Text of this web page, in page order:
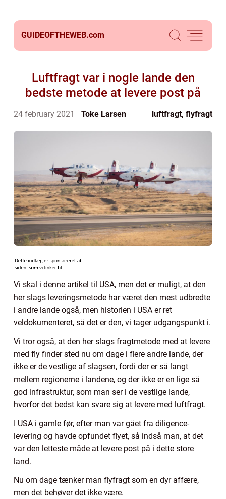
GUIDEOFTHEWEB.com
Luftfragt var i nogle lande den
bedste metode at levere post på
24 february 2021 Toke Larsen luftfragt, flyfragt
Vi skal i denne artikel til USA, men det er muligt, at den
her slags leveringsmetode har været den mest udbredte
i andre lande også, men historien i USA er ret
veldokumenteret, så det er den, vi tager udgangspunkt i.
Vi tror også, at den her slags fragtmetode med at levere
med fly finder sted nu om dage i flere andre lande, der
ikke er de vestlige af slagsen, fordi der er så langt
mellem regionerne i landene, og der ikke er en lige så
god infrastruktur, som man ser i de vestlige lande,
hvorfor det bedst kan svare sig at levere med luftfragt.
I USA i gamle før, efter man var gået fra diligence-
levering og havde opfundet flyet, så indså man, at det
var den letteste måde at levere post på i dette store
land.
Nu om dage tænker man flyfragt som en dyr affære,
men det behøver det ikke være.